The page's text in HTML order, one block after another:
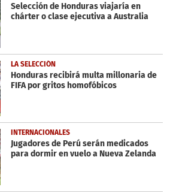
Selección de Honduras viajaría en
chárter o clase ejecutiva a Australia
LA SELECCIÓN
Honduras recibirá multa millonaria de
FIFA por gritos homofóbicos
INTERNACIONALES
Jugadores de Perú serán medicados
para dormir en vuelo a Nueva Zelanda